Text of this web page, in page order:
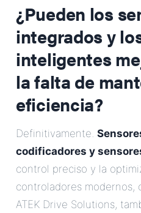
¿Pueden los
integrados y
inteligentes
la falta de
eficiencia?
Definitivamente.
codificadores y
control preciso y la
controladores modernos,
ATEK Drive Solutions,